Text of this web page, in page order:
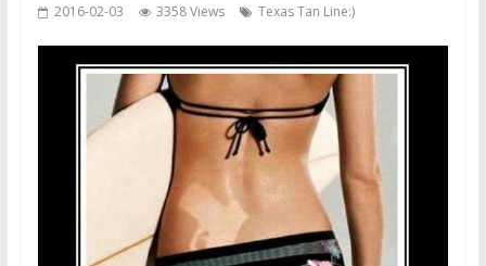
2016-02-03 3358 Views Texas Tan Line:)